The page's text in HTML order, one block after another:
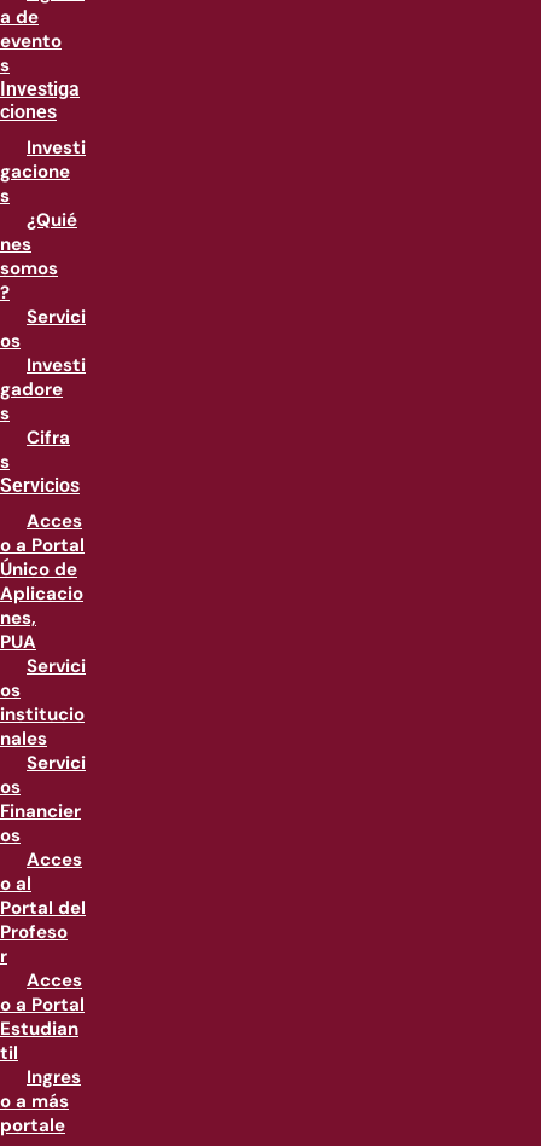
a de
evento
s
Investiga
ciones
Investi
gacione
s
¿Quié
nes
somos
?
Servici
os
Investi
gadore
s
Cifra
s
Servicios
Acces
o a Portal
Único de
Aplicacio
nes,
PUA
Servici
os
institucio
nales
Servici
os
Financier
os
Acces
o al
Portal del
Profeso
r
Acces
o a Portal
Estudian
til
Ingres
o a más
portale